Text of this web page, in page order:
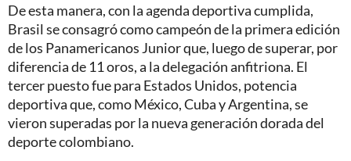
De esta manera, con la agenda deportiva cumplida,
Brasil se consagró como campeón de la primera edición
de los Panamericanos Junior que, luego de superar, por
diferencia de 11 oros, a la delegación anfitriona. El
tercer puesto fue para Estados Unidos, potencia
deportiva que, como México, Cuba y Argentina, se
vieron superadas por la nueva generación dorada del
deporte colombiano.